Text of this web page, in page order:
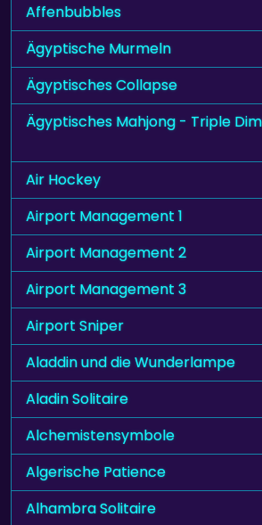
Affenbubbles
Ägyptische Murmeln
Ägyptisches Collapse
Ägyptisches Mahjong - Triple
Air Hockey
Airport Management 1
Airport Management 2
Airport Management 3
Airport Sniper
Aladdin und die Wunderlampe
Aladin Solitaire
Alchemistensymbole
Algerische Patience
Alhambra Solitaire